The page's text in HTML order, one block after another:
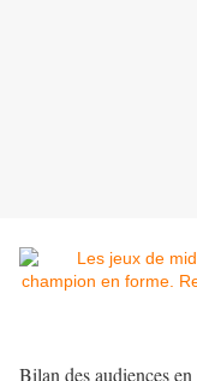
Bilan des audiences